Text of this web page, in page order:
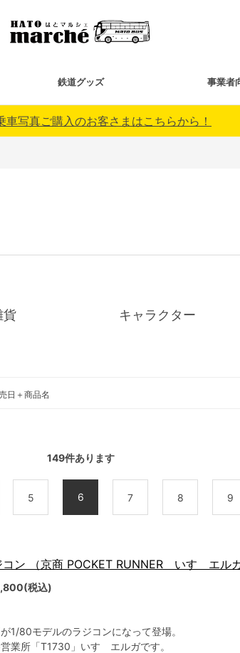
鉄道グッズ 事業者
車写真ご購入のお客さまはこちらから！
貨 キャラクター
日＋商品名
149件あります
5 6 7 8 9
コン （京商 POCKET RUNNER いすゞエル
税込)
1/80モデルのラジコンになって登場。
業所「T1730」いすゞエルガです。